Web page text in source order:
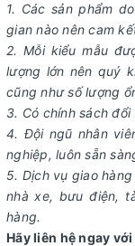
1. Các sản phẩm
gian nào nên cam
2. Mỗi kiểu mẫu
lượng lớn nên quý
cũng như số lượng
3. Có chính sách
4. Đội ngũ nhân
nghiệp, luôn sẵn
5. Dịch vụ giao
nhà xe, bưu điện,
hàng.
Hãy liên hệ ngay